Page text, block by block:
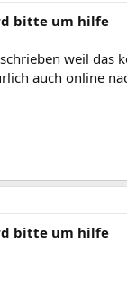
bitte um hilfe
weil das
auch online
bitte um hilfe